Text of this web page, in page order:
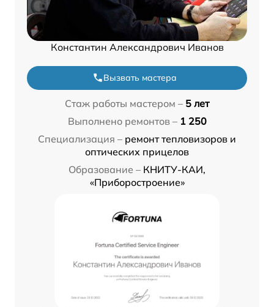
Константин Александрович Иванов
Вызвать мастера
Стаж работы мастером – 5 лет
Выполнено ремонтов – 1 250
Специализация – ремонт тепловизоров и
оптических прицелов
Образование – КНИТУ-КАИ,
«Приборостроение»